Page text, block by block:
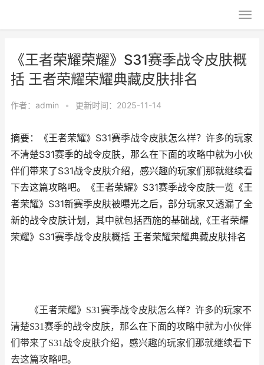
《王者荣耀荣耀》S31赛季战令皮肤概
括 王者荣耀荣耀典藏皮肤排名
作者： admin • 更新时间：2025-11-14
摘要：《王者荣耀》S31赛季战令皮肤怎么样？许多的玩家
不清楚S31赛季的战令皮肤，那么在下面的攻略中就为小伙
伴们带来了S31战令皮肤介绍，感兴趣的玩家们那就继续看
下去这篇攻略吧。《王者荣耀》S31赛季战令皮肤一览《王
者荣耀》S31新赛季皮肤被曝光之后，部分玩家又透漏了全
新的战令皮肤计划，其中就包括西施的基础战,《王者荣耀
荣耀》S31赛季战令皮肤概括 王者荣耀荣耀典藏皮肤排名
《王者荣耀》S31赛季战令皮肤怎么样？许多的玩家不
清楚S31赛季的战令皮肤，那么在下面的攻略中就为小伙伴
们带来了S31战令皮肤介绍，感兴趣的玩家们那就继续看下
去这篇攻略吧。